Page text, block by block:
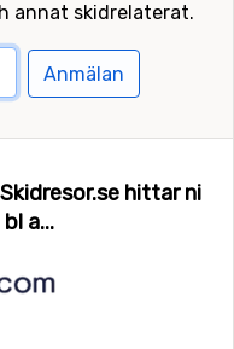
annat skidrelaterat.
Anmälan
hittar ni
a...